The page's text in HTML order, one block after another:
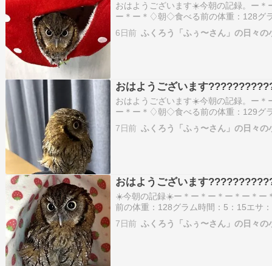
おはようございます☀️今朝の記録。ー＊
ー＊ー＊♢朝◇食べる前の体重：128グ
ズラサプリ：なし食べた量：5グラムペ
＊ー＊ー＊ー＊ー＊ー＊♪ふぅ〜さんの
6日前 ふくろう「ふぅ〜さん」の日々の
おはようございます
おはようございます☀️今朝の記録。ー＊
ー＊ー＊♢朝◇食べる前の体重：129グ
ズラサプリ：なし食べた量：5グラムペ
＊ー＊ー＊ー＊ー＊ー＊♪ふぅ〜さんの
7日前 ふくろう「ふぅ〜さん」の日々の
おはようございます
☀️今朝の記録☀️ー＊ー＊ー＊ー＊ー＊
前の体重：128グラム時間：5：15エサ
た量：8グラムペリット：なしー＊ー＊
＊♪ふぅ〜さんの様子•朝編いつも通り
7日前 ふくろう「ふぅ〜さん」の日々の